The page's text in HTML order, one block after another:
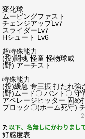
変化球
ムービングファスト
チェンジアップLv7
スライダーLv7
Hシュート Lv6
超特殊能力
(投)闘魂 怪童 怪物球威
(野) アーチスト
特殊能力
(投)緩急 奪三振 打たれ強
(野)ムード〇 バント〇
アベレージヒッター 固め
ブロック〇(ホーム死守)
7: 以下、名無しにかわりまし
好感度表